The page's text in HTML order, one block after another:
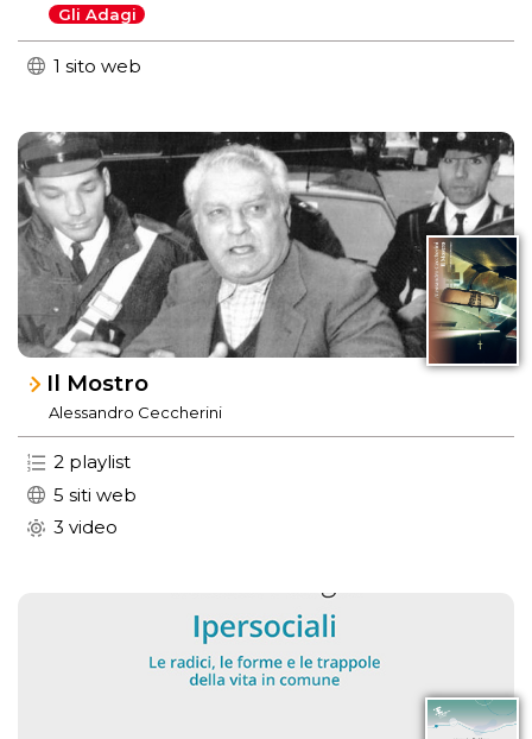
Gli Adagi
1 sito web
Il Mostro
Alessandro Ceccherini
2 playlist
5 siti web
3 video